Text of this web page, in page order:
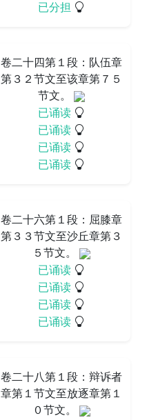
已分担
卷二十四第１段：队伍章
第３２节文至该章第７５
节文。
已诵读
已诵读
已诵读
已诵读
卷二十六第１段：屈膝章
第３３节文至沙丘章第３
５节文。
已诵读
已诵读
已诵读
已诵读
卷二十八第１段：辩诉者
章第１节文至放逐章第１
０节文。